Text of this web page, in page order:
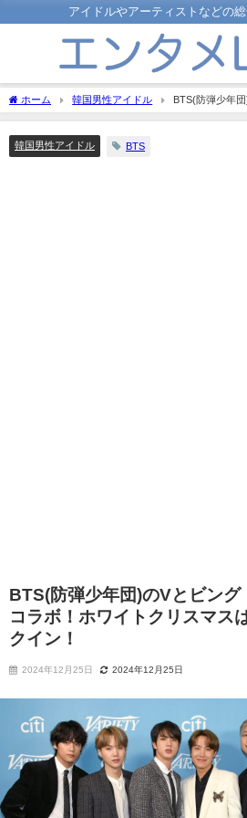
アイドルやアーティストなどの
ホーム 韓国男性アイドル
BTS(防弾少年
コラボ！ホワイトクリスマスはビルボードにランク
韓国男性アイドル BTS
BTS(防弾少年団)のVとビン
コラボ！ホワイトクリスマス
クイン！
2024年12月25日 2024年12月25日